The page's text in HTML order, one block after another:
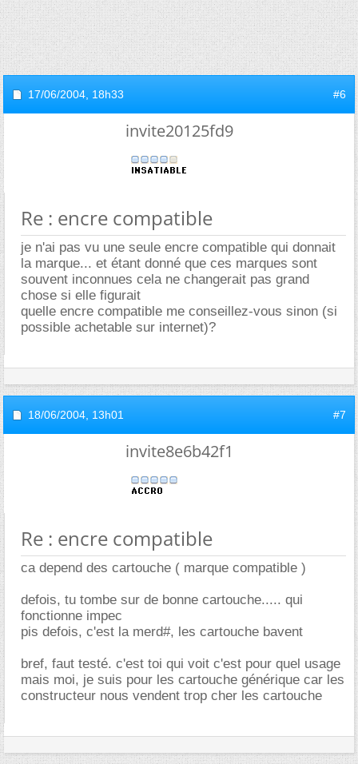
17/06/2004, 18h33 #6
invite20125fd9
Re : encre compatible
je n'ai pas vu une seule encre compatible qui donnait
la marque... et étant donné que ces marques sont
souvent inconnues cela ne changerait pas grand
chose si elle figurait
quelle encre compatible me conseillez-vous sinon (si
possible achetable sur internet)?
18/06/2004, 13h01 #7
invite8e6b42f1
Re : encre compatible
ca depend des cartouche ( marque compatible )
defois, tu tombe sur de bonne cartouche..... qui
fonctionne impec
pis defois, c'est la merd#, les cartouche bavent
bref, faut testé. c'est toi qui voit c'est pour quel usage
mais moi, je suis pour les cartouche générique car les
constructeur nous vendent trop cher les cartouche